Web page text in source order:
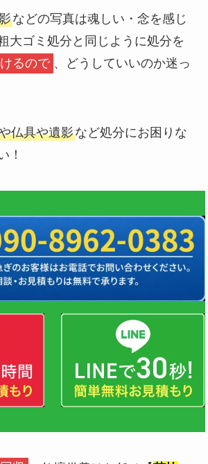
などの写真は魂しい・念を感じ
大ゴミ処分と同じように処分を
るので 、どうしていいのか迷っ
仏具や遺影など処分にお困りな
！